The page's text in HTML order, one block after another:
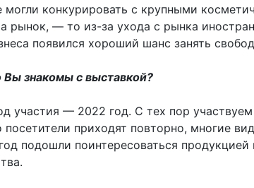
могли конкурировать с крупными
рынок, — то из-за ухода с рынка
появился хороший шанс занять
Вы знакомы с выставкой?
участия — 2022 год. С тех пор участвуем
посетители приходят повторно, многие
подошли поинтересоваться продукцией